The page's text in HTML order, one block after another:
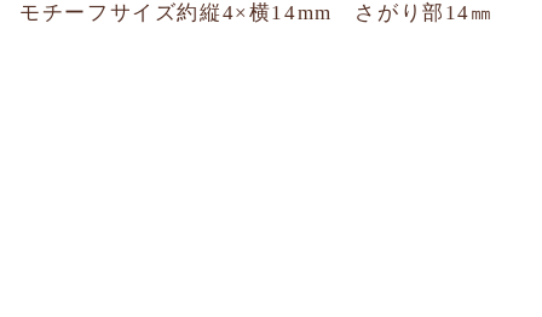
モチーフサイズ約縦4×横14mm さがり部14㎜